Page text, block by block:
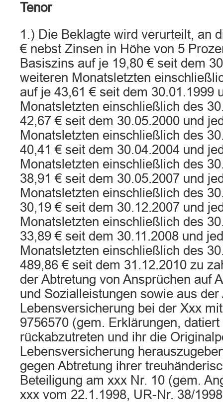
Tenor
1.) Die Beklagte wird verurteilt, an
€ nebst Zinsen in Höhe von 5
Basiszins auf je 19,80 € seit dem
weiteren Monatsletzten
auf je 43,61 € seit dem 30.01.1999
Monatsletzten einschließlich des
42,67 € seit dem 30.05.2000 und
Monatsletzten einschließlich des
40,41 € seit dem 30.04.2004 und
Monatsletzten einschließlich des
38,91 € seit dem 30.05.2007 und
Monatsletzten einschließlich des
30,19 € seit dem 30.12.2007 und
Monatsletzten einschließlich des
33,89 € seit dem 30.11.2008 und
Monatsletzten einschließlich des
489,86 € seit dem 31.12.2010 zu
der Abtretung von Ansprüchen auf
und Sozialleistungen sowie aus der
Lebensversicherung bei der Xxx
9756570 (gem. Erklärungen,
rückabzutreten und ihr die
Lebensversicherung
gegen Abtretung ihrer
Beteiligung am xxx Nr. 10 (gem.
xxx vom 22.1.1998, UR-Nr. 38/